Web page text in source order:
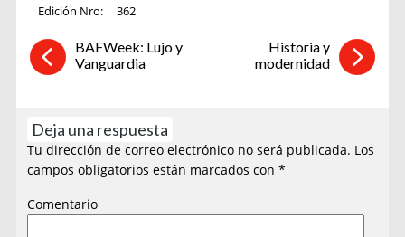
Edición Nro:
362
BAFWeek: Lujo y
Vanguardia
Historia y
modernidad
Deja una respuesta
Tu dirección de correo electrónico no será publicada. Los
campos obligatorios están marcados con*
Comentario